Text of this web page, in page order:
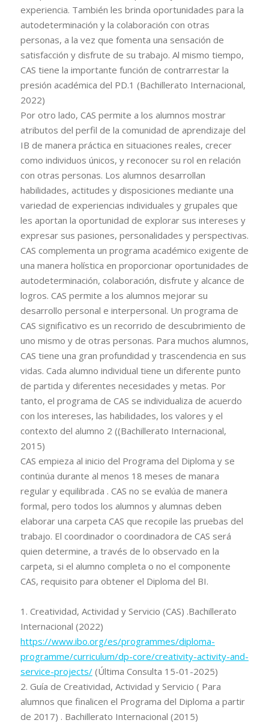
experiencia. También les brinda oportunidades para la
autodeterminación y la colaboración con otras
personas, a la vez que fomenta una sensación de
satisfacción y disfrute de su trabajo. Al mismo tiempo,
CAS tiene la importante función de contrarrestar la
presión académica del PD.1 (Bachillerato Internacional,
2022)
Por otro lado, CAS permite a los alumnos mostrar
atributos del perfil de la comunidad de aprendizaje del
IB de manera práctica en situaciones reales, crecer
como individuos únicos, y reconocer su rol en relación
con otras personas. Los alumnos desarrollan
habilidades, actitudes y disposiciones mediante una
variedad de experiencias individuales y grupales que
les aportan la oportunidad de explorar sus intereses y
expresar sus pasiones, personalidades y perspectivas.
CAS complementa un programa académico exigente de
una manera holística en proporcionar oportunidades de
autodeterminación, colaboración, disfrute y alcance de
logros. CAS permite a los alumnos mejorar su
desarrollo personal e interpersonal. Un programa de
CAS significativo es un recorrido de descubrimiento de
uno mismo y de otras personas. Para muchos alumnos,
CAS tiene una gran profundidad y trascendencia en sus
vidas. Cada alumno individual tiene un diferente punto
de partida y diferentes necesidades y metas. Por
tanto, el programa de CAS se individualiza de acuerdo
con los intereses, las habilidades, los valores y el
contexto del alumno 2 ((Bachillerato Internacional,
2015)
CAS empieza al inicio del Programa del Diploma y se
continúa durante al menos 18 meses de manara
regular y equilibrada . CAS no se evalúa de manera
formal, pero todos los alumnos y alumnas deben
elaborar una carpeta CAS que recopile las pruebas del
trabajo. El coordinador o coordinadora de CAS será
quien determine, a través de lo observado en la
carpeta, si el alumno completa o no el componente
CAS, requisito para obtener el Diploma del BI.
1. Creatividad, Actividad y Servicio (CAS) .Bachillerato
Internacional (2022)
https://www.ibo.org/es/programmes/diploma-
programme/curriculum/dp-core/creativity-activity-and-
service-projects/ (Última Consulta 15-01-2025)
2. Guía de Creatividad, Actividad y Servicio ( Para
alumnos que finalicen el Programa del Diploma a partir
de 2017) . Bachillerato Internacional (2015)